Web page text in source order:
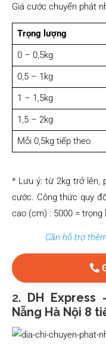
Giá cước chuyển phát
Trọng lượng
0 – 0,5kg
0,5 – 1kg
1 – 1,5kg
1,5 – 2kg
Mỗi 0,5kg tiếp theo
* Lưu ý: từ 2kg trở lên,
cước. Công thức quy
cao (cm) : 5000 = trọng
Cần hỗ trợ
2. DH
Nẵng Hà Nội 8